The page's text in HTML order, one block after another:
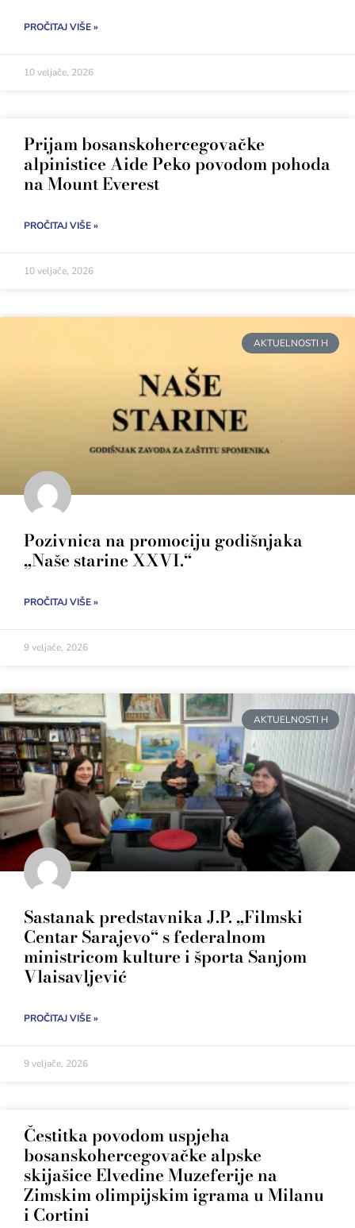
PROČITAJ VIŠE »
10 veljače, 2026
Prijam bosanskohercegovačke
alpinistice Aide Peko povodom pohoda
na Mount Everest
PROČITAJ VIŠE »
10 veljače, 2026
AKTUELNOSTI H
Pozivnica na promociju godišnjaka
„Naše starine XXVI.“
PROČITAJ VIŠE »
9 veljače, 2026
AKTUELNOSTI H
Sastanak predstavnika J.P. „Filmski
Centar Sarajevo“ s federalnom
ministricom kulture i športa Sanjom
Vlaisavljević
PROČITAJ VIŠE »
9 veljače, 2026
Čestitka povodom uspjeha
bosanskohercegovačke alpske
skijašice Elvedine Muzeferije na
Zimskim olimpijskim igrama u Milanu
i Cortini